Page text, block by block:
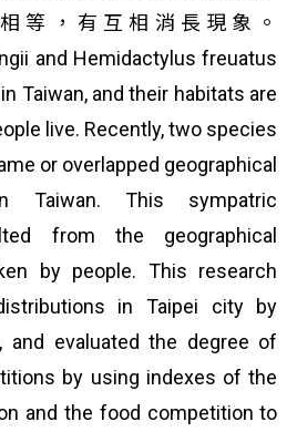
等，有互相消長現象。
and Hemidactylus freuatus
Taiwan, and their habitats are
live. Recently, two species
or overlapped geographical
Taiwan. This sympatric
from the geographical
by people. This research
in Taipei city by
and evaluated the degree of
by using indexes of the
and the food competition to